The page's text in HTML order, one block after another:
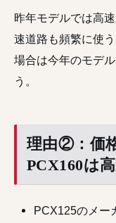
昨年モデルでは高
速道路も頻繁に使
場合は今年のモデ
う。
理由②：価
PCX160は
PCX125のメー